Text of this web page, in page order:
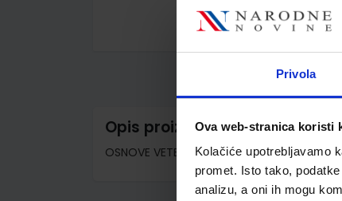
Privola
Ova web-stranica koristi
Kolačiće upotrebljavamo
promet. Isto tako,
analizu, a oni ih mogu
gallery
Opis proizvoda
OSNOVE VETERINARSKE KIRURGIJE;